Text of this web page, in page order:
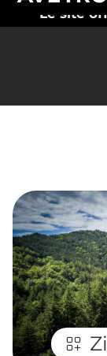
Le site